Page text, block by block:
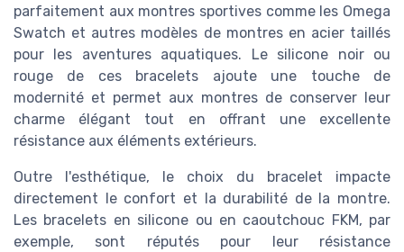
parfaitement aux montres sportives comme les Omega
Swatch et autres modèles de montres en acier taillés
pour les aventures aquatiques. Le silicone noir ou
rouge de ces bracelets ajoute une touche de
modernité et permet aux montres de conserver leur
charme élégant tout en offrant une excellente
résistance aux éléments extérieurs.
Outre l'esthétique, le choix du bracelet impacte
directement le confort et la durabilité de la montre.
Les bracelets en silicone ou en caoutchouc FKM, par
exemple, sont réputés pour leur résistance